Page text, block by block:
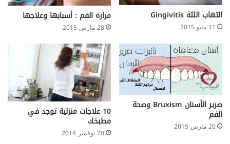
ل
خ
ص
ت
التهاب اللثة Gingivitis
11 مايو 2015
مرارة الفم : أسبابها وعلاجها
28 مارس 2015
صرير الأسنان Bruxism وصحة
الفم
20 مارس 2015
10 علاجات منزلية توجد في
مطبخك
20 نوفمبر 2014